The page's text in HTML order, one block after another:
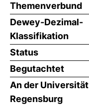
Themenverbund
Dewey-Dezimal-
Klassifikation
Status
Begutachtet
An der Universität
Regensburg